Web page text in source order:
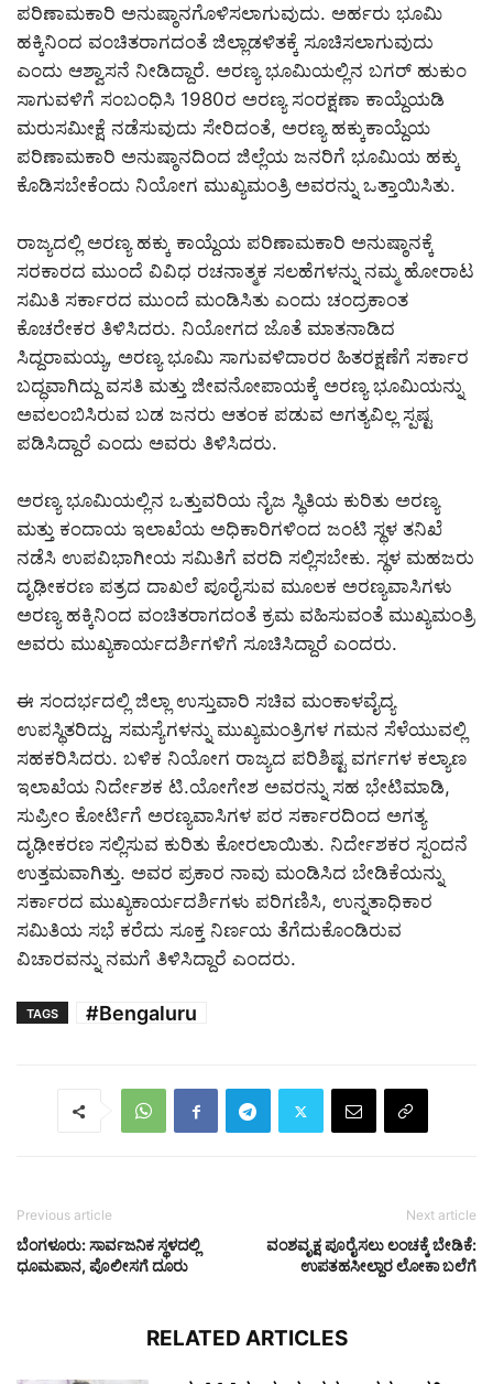
ಪರಿಣಾಮಕಾರಿ ಅನುಷ್ಠಾನಗೊಳಿಸಲಾಗುವುದು. ಅರ್ಹರು ಭೂಮಿ
ಹಕ್ಕಿನಿಂದ ವಂಚಿತರಾಗದಂತೆ ಜಿಲ್ಲಾಡಳಿತಕ್ಕೆ ಸೂಚಿಸಲಾಗುವುದು
ಎಂದು ಆಶ್ವಾಸನೆ ನೀಡಿದ್ದಾರೆ. ಅರಣ್ಯ ಭೂಮಿಯಲ್ಲಿನ ಬಗರ್ ಹುಕುಂ
ಸಾಗುವಳಿಗೆ ಸಂಬಂಧಿಸಿ 1980ರ ಅರಣ್ಯ ಸಂರಕ್ಷಣಾ ಕಾಯ್ದೆಯಡಿ
ಮರುಸಮೀಕ್ಷೆ ನಡೆಸುವುದು ಸೇರಿದಂತೆ, ಅರಣ್ಯ ಹಕ್ಕುಕಾಯ್ದೆಯ
ಪರಿಣಾಮಕಾರಿ ಅನುಷ್ಠಾನದಿಂದ ಜಿಲ್ಲೆಯ ಜನರಿಗೆ ಭೂಮಿಯ ಹಕ್ಕು
ಕೊಡಿಸಬೇಕೆಂದು ನಿಯೋಗ ಮುಖ್ಯಮಂತ್ರಿ ಅವರನ್ನು ಒತ್ತಾಯಿಸಿತು.
ರಾಜ್ಯದಲ್ಲಿ ಅರಣ್ಯ ಹಕ್ಕು ಕಾಯ್ದೆಯ ಪರಿಣಾಮಕಾರಿ ಅನುಷ್ಠಾನಕ್ಕೆ
ಸರಕಾರದ ಮುಂದೆ ವಿವಿಧ ರಚನಾತ್ಮಕ ಸಲಹೆಗಳನ್ನು ನಮ್ಮ ಹೋರಾಟ
ಸಮಿತಿ ಸರ್ಕಾರದ ಮುಂದೆ ಮಂಡಿಸಿತು ಎಂದು ಚಂದ್ರಕಾಂತ
ಕೊಚರೇಕರ ತಿಳಿಸಿದರು. ನಿಯೋಗದ ಜೊತೆ ಮಾತನಾಡಿದ
ಸಿದ್ದರಾಮಯ್ಯ, ಅರಣ್ಯ ಭೂಮಿ ಸಾಗುವಳಿದಾರರ ಹಿತರಕ್ಷಣೆಗೆ ಸರ್ಕಾರ
ಬದ್ಧವಾಗಿದ್ದು ವಸತಿ ಮತ್ತು ಜೀವನೋಪಾಯಕ್ಕೆ ಅರಣ್ಯ ಭೂಮಿಯನ್ನು
ಅವಲಂಬಿಸಿರುವ ಬಡ ಜನರು ಆತಂಕ ಪಡುವ ಅಗತ್ಯವಿಲ್ಲ ಸ್ಪಷ್ಟ
ಪಡಿಸಿದ್ದಾರೆ ಎಂದು ಅವರು ತಿಳಿಸಿದರು.
ಅರಣ್ಯ ಭೂಮಿಯಲ್ಲಿನ ಒತ್ತುವರಿಯ ನೈಜ ಸ್ಥಿತಿಯ ಕುರಿತು ಅರಣ್ಯ
ಮತ್ತು ಕಂದಾಯ ಇಲಾಖೆಯ ಅಧಿಕಾರಿಗಳಿಂದ ಜಂಟಿ ಸ್ಥಳ ತನಿಖೆ
ನಡೆಸಿ ಉಪವಿಭಾಗೀಯ ಸಮಿತಿಗೆ ವರದಿ ಸಲ್ಲಿಸಬೇಕು. ಸ್ಥಳ ಮಹಜರು
ದೃಢೀಕರಣ ಪತ್ರದ ದಾಖಲೆ ಪೂರೈಸುವ ಮೂಲಕ ಅರಣ್ಯವಾಸಿಗಳು
ಅರಣ್ಯ ಹಕ್ಕಿನಿಂದ ವಂಚಿತರಾಗದಂತೆ ಕ್ರಮ ವಹಿಸುವಂತೆ ಮುಖ್ಯಮಂತ್ರಿ
ಅವರು ಮುಖ್ಯಕಾರ್ಯದರ್ಶಿಗಳಿಗೆ ಸೂಚಿಸಿದ್ದಾರೆ ಎಂದರು.
ಈ ಸಂದರ್ಭದಲ್ಲಿ ಜಿಲ್ಲಾ ಉಸ್ತುವಾರಿ ಸಚಿವ ಮಂಕಾಳವೈದ್ಯ
ಉಪಸ್ಥಿತರಿದ್ದು, ಸಮಸ್ಯೆಗಳನ್ನು ಮುಖ್ಯಮಂತ್ರಿಗಳ ಗಮನ ಸೆಳೆಯುವಲ್ಲಿ
ಸಹಕರಿಸಿದರು. ಬಳಿಕ ನಿಯೋಗ ರಾಜ್ಯದ ಪರಿಶಿಷ್ಟ ವರ್ಗಗಳ ಕಲ್ಯಾಣ
ಇಲಾಖೆಯ ನಿರ್ದೇಶಕ ಟಿ.ಯೋಗೇಶ ಅವರನ್ನು ಸಹ ಭೇಟಿಮಾಡಿ,
ಸುಪ್ರೀಂ ಕೋರ್ಟಿಗೆ ಅರಣ್ಯವಾಸಿಗಳ ಪರ ಸರ್ಕಾರದಿಂದ ಅಗತ್ಯ
ದೃಢೀಕರಣ ಸಲ್ಲಿಸುವ ಕುರಿತು ಕೋರಲಾಯಿತು. ನಿರ್ದೇಶಕರ ಸ್ಪಂದನೆ
ಉತ್ತಮವಾಗಿತ್ತು. ಅವರ ಪ್ರಕಾರ ನಾವು ಮಂಡಿಸಿದ ಬೇಡಿಕೆಯನ್ನು
ಸರ್ಕಾರದ ಮುಖ್ಯಕಾರ್ಯದರ್ಶಿಗಳು ಪರಿಗಣಿಸಿ, ಉನ್ನತಾಧಿಕಾರ
ಸಮಿತಿಯ ಸಭೆ ಕರೆದು ಸೂಕ್ತ ನಿರ್ಣಯ ತೆಗೆದುಕೊಂಡಿರುವ
ವಿಚಾರವನ್ನು ನಮಗೆ ತಿಳಿಸಿದ್ದಾರೆ ಎಂದರು.
TAGS #Bengaluru
Previous article
ಬೆಂಗಳೂರು: ಸಾರ್ವಜನಿಕ ಸ್ಥಳದಲ್ಲಿ
ಧೂಮಪಾನ, ಪೊಲೀಸಗೆ ದೂರು
Next article
ವಂಶವೃಕ್ಷ ಪೂರೈಸಲು ಲಂಚಕ್ಕೆ ಬೇಡಿಕೆ:
ಉಪತಹಸೀಲ್ದಾರ ಲೋಕಾ ಬಲೆಗೆ
RELATED ARTICLES